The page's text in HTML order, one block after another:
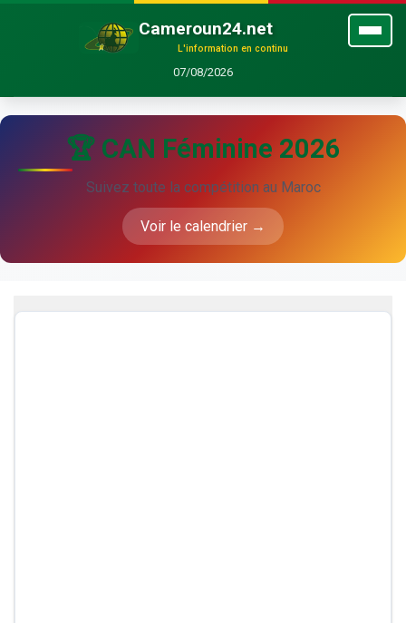
Cameroun24.net
L'information en continu
07/08/2026
🏆 CAN Féminine 2026
Suivez toute la compétition au Maroc
Voir le calendrier →